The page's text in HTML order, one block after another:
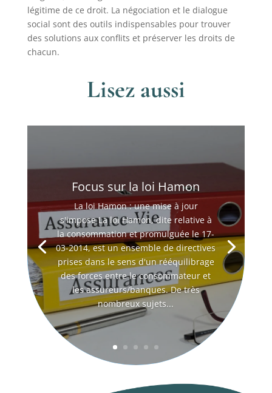
légitime de ce droit. La négociation et le dialogue
social sont des outils indispensables pour trouver
des solutions aux conflits et préserver les droits de
chacun.
Lisez aussi
Focus sur la loi Hamon
La loi Hamon : une mise à jour
s'impose La loi Hamon, dite relative à
la consommation et promulguée le 17-
03-2014, est un ensemble de directives
prises dans le sens d'un rééquilibrage
des forces entre le consommateur et
les assureurs/banques. De très
nombreux sujets...